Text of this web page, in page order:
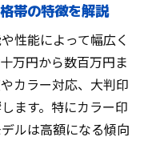
用と月額の違いを
較と選び方のコ
の導入費用も押さ
帯の特徴を解説
性能によって幅広く
万円から数百万円ま
カラー対応、大判印
ます。特にカラー印
ルは高額になる傾向